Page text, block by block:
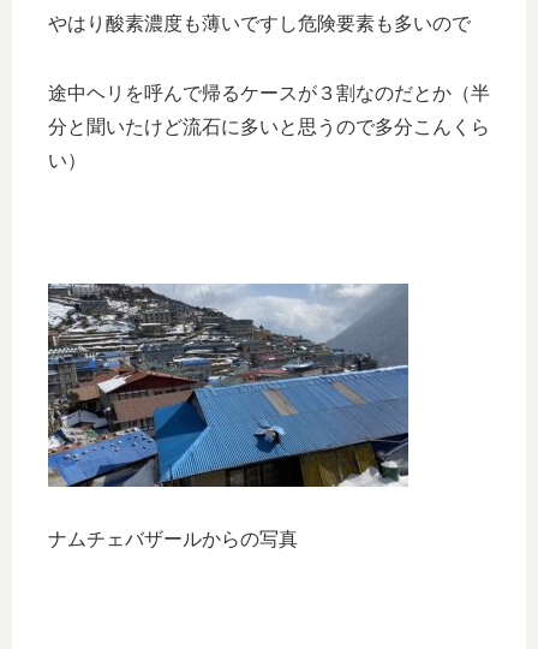
やはり酸素濃度も薄いですし危険要素も多いので
途中ヘリを呼んで帰るケースが３割なのだとか（半
分と聞いたけど流石に多いと思うので多分こんくら
い）
ナムチェバザールからの写真